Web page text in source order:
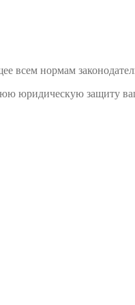
всем нормам
юридическую защиту